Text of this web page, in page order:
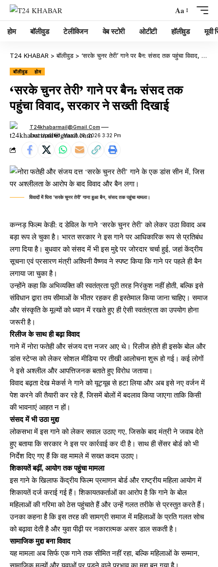
Aa
होम बॉलीवुड टेलीविजन वेब स्टोरी ओटीटी हॉलीवुड मूवी
T24 KHABAR >बॉलीवुड > ‘सरके चुनर तेरी’ गाने पर बैन: संसद तक पहुंचा विवाद, सरकार ने सख्ती दिखाई
बॉलीवुड होम
‘सरके चुनर तेरी’ गाने पर बैन: संसद तक
पहुंचा विवाद, सरकार ने सख्ती दिखाई
Last Updated: March 18, 2026 3:32 Pm
T24khabarmail@gmail.com
विवादों में घिरा ‘सरके चुनर तेरी’ गाना हुआ बैन, संसद तक पहुंचा मामला।
कन्नड़ फिल्म केडी: द डेविल के गाने ‘सरके चुनर तेरी’ को लेकर उठा विवाद अब
बड़ा रूप ले चुका है। भारत सरकार ने इस गाने पर आधिकारिक रूप से प्रतिबंध
लगा दिया है। बुधवार को संसद में भी इस मुद्दे पर जोरदार चर्चा हुई, जहां केंद्रीय
सूचना एवं प्रसारण मंत्री अश्विनी वैष्णव ने स्पष्ट किया कि गाने पर पहले ही बैन
लगाया जा चुका है।
उन्होंने कहा कि अभिव्यक्ति की स्वतंत्रता पूरी तरह निरंकुश नहीं होती, बल्कि इसे
संविधान द्वारा तय सीमाओं के भीतर रहकर ही इस्तेमाल किया जाना चाहिए। समाज
और संस्कृति के मूल्यों को ध्यान में रखते हुए ही ऐसी स्वतंत्रता का उपयोग होना
जरूरी है।
रिलीज के साथ ही बढ़ा विवाद
गाने में नोरा फतेही और संजय दत्त नजर आए थे। रिलीज होते ही इसके बोल और
डांस स्टेप्स को लेकर सोशल मीडिया पर तीखी आलोचना शुरू हो गई। कई लोगों
ने इसे अश्लील और आपत्तिजनक बताते हुए विरोध जताया।
विवाद बढ़ता देख मेकर्स ने गाने को यूट्यूब से हटा लिया और अब इसे नए वर्जन में
पेश करने की तैयारी कर रहे हैं, जिसमें बोलों में बदलाव किया जाएगा ताकि किसी
की भावनाएं आहत न हों।
संसद में भी उठा मुद्दा
लोकसभा में इस गाने को लेकर सवाल उठाए गए, जिसके बाद मंत्री ने जवाब देते
हुए बताया कि सरकार ने इस पर कार्रवाई कर दी है। साथ ही सेंसर बोर्ड को भी
निर्देश दिए गए हैं कि वह मामले में सख्त कदम उठाए।
शिकायतें बढ़ीं, आयोग तक पहुंचा मामला
इस गाने के खिलाफ केंद्रीय फिल्म प्रमाणन बोर्ड और राष्ट्रीय महिला आयोग में
शिकायतें दर्ज कराई गई हैं। शिकायतकर्ताओं का आरोप है कि गाने के बोल
महिलाओं की गरिमा को ठेस पहुंचाते हैं और उन्हें गलत तरीके से प्रस्तुत करते हैं।
उनका कहना है कि इस तरह की सामग्री समाज में महिलाओं के प्रति गलत सोच
को बढ़ावा देती है और युवा पीढ़ी पर नकारात्मक असर डाल सकती है।
सामाजिक मुद्दा बना विवाद
यह मामला अब सिर्फ एक गाने तक सीमित नहीं रहा, बल्कि महिलाओं के सम्मान,
सामाजिक मूल्यों और युवाओं पर पड़ने वाले प्रभाव का मुद्दा बन गया है।